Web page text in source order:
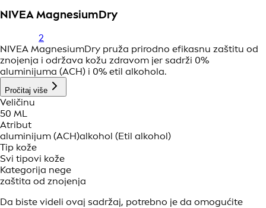
NIVEA MagnesiumDry
2
NIVEA MagnesiumDry pruža prirodno efikasnu zaštitu od
znojenja i održava kožu zdravom jer sadrži 0%
aluminijuma (ACH) i 0% etil alkohola.
Pročitaj više
Veličinu
50 ML
Atribut
aluminijum (ACH)alkohol (Etil alkohol)
Tip kože
Svi tipovi kože
Kategorija nege
zaštita od znojenja
Da biste videli ovaj sadržaj, potrebno je da omogućite